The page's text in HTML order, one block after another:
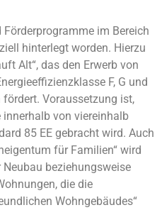
im Bereich
hinterlegt worden. Hierzu
Alt“, das den Erwerb von
F, G und
Voraussetzung ist,
von viereinhalb
85 EE gebracht wird. Auch
für Familien“ wird
beziehungsweise
die die
Wohngebäudes“